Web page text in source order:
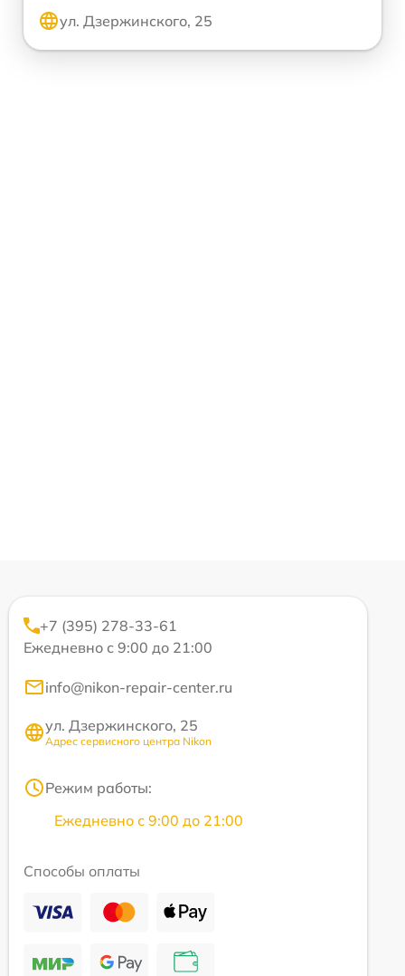
ул. Дзержинского, 25
+7 (395) 278-33-61
Ежедневно с 9:00 до 21:00
info@nikon-repair-center.ru
ул. Дзержинского, 25
Адрес сервисного центра Nikon
Режим работы:
Ежедневно с 9:00 до 21:00
Способы оплаты